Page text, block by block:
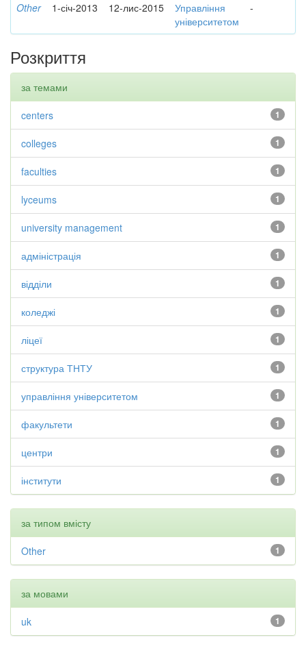
Other 1-січ-2013 12-лис-2015
Управління
університетом
-
Розкриття
за темами
1
centers
1
colleges
1
faculties
1
lyceums
1
university management
1
адміністрація
1
відділи
1
коледжі
1
ліцеї
1
структура ТНТУ
1
управління університетом
1
факультети
1
центри
1
інститути
за типом вмісту
1
Other
за мовами
1
uk